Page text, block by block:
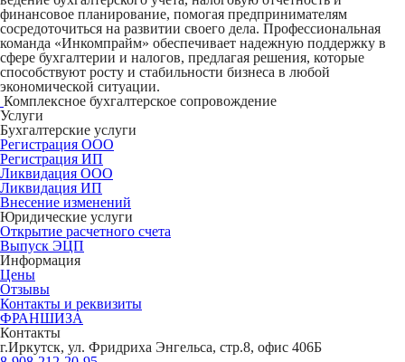
финансовое планирование, помогая предпринимателям
сосредоточиться на развитии своего дела. Профессиональная
команда «Инкомпрайм» обеспечивает надежную поддержку в
сфере бухгалтерии и налогов, предлагая решения, которые
способствуют росту и стабильности бизнеса в любой
экономической ситуации.
Комплексное бухгалтерское сопровождение
Услуги
Бухгалтерские услуги
Регистрация ООО
Регистрация ИП
Ликвидация ООО
Ликвидация ИП
Внесение изменений
Юридические услуги
Открытие расчетного счета
Выпуск ЭЦП
Информация
Цены
Отзывы
Контакты и реквизиты
ФРАНШИЗА
Контакты
г.Иркутск, ул. Фридриха Энгельса, стр.8, офис 406Б